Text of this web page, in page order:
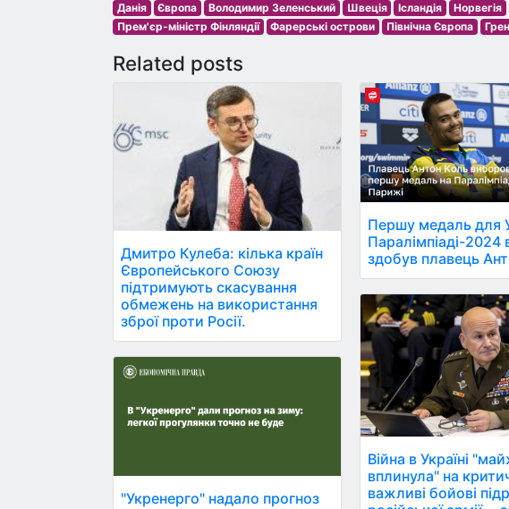
Данія Європа Володимир Зеленський Швеція Ісландія Норвегія
Прем'єр-міністр Фінляндії
Фарерські острови Північна Європа
Related posts
Дмитро Кулеба: кілька країн
Європейського Союзу
підтримують скасування
обмежень на використання
зброї проти Росії.
"Укренерго" надало прогноз
Першу медаль для
Паралімпіаді-2024
здобув плавець
Війна в Україні
вплинула" на
важливі бойові